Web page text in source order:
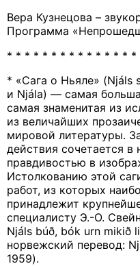
Вера Кузнецова –
Программа
* * * * * * * * * * * * * * *
* «Сага о Ньяле» (Njáls
и Njála) — самая
самая знаменитая из
из величайших
мировой литературы.
действия сочетается в
правдивостью в
Истолкованию этой
работ, из которых
принадлежит
специалисту Э.-О.
Njáls búð, bók urn mikið
норвежский перевод:
1959).